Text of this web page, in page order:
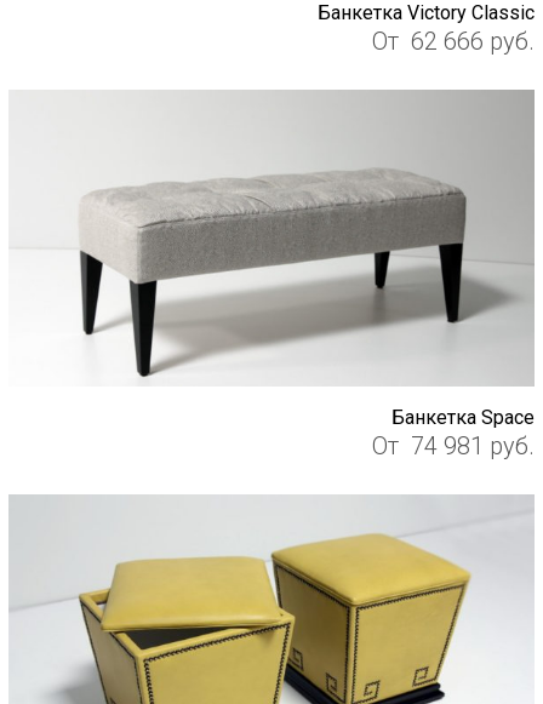
Банкетка Victory Classic
От 62 666 руб.
Банкетка Space
От 74 981 руб.